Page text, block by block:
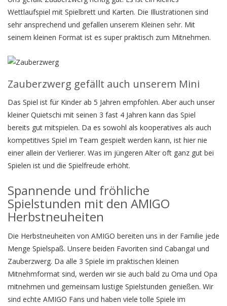
Wettlaufspiel mit Spielbrett und Karten. Die Illustrationen sind
sehr ansprechend und gefallen unserem Kleinen sehr. Mit
seinem kleinen Format ist es super praktisch zum Mitnehmen.
Zauberzwerg gefällt auch unserem Mini
Das Spiel ist für Kinder ab 5 Jahren empfohlen. Aber auch unser
kleiner Quietschi mit seinen 3 fast 4 Jahren kann das Spiel
bereits gut mitspielen. Da es sowohl als kooperatives als auch
kompetitives Spiel im Team gespielt werden kann, ist hier nie
einer allein der Verlierer. Was im jüngeren Alter oft ganz gut bei
Spielen ist und die Spielfreude erhöht.
Spannende und fröhliche
Spielstunden mit den AMIGO
Herbstneuheiten
Die Herbstneuheiten von AMIGO bereiten uns in der Familie jede
Menge Spielspaß. Unsere beiden Favoriten sind Cabanga! und
Zauberzwerg. Da alle 3 Spiele im praktischen kleinen
Mitnehmformat sind, werden wir sie auch bald zu Oma und Opa
mitnehmen und gemeinsam lustige Spielstunden genießen. Wir
sind echte AMIGO Fans und haben viele tolle Spiele im